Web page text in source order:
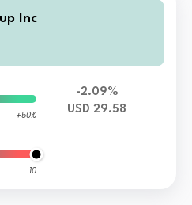
Inc
+50%
10
-2.09%
USD 29.58